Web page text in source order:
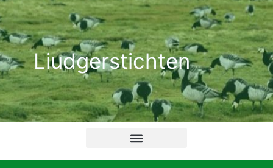
Ga
naar
de
inhoudLiudgerstichten